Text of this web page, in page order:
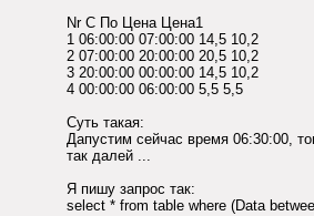
Nr С По Цена Цена1
1 06:00:00 07:00:00 14,5 10,2
2 07:00:00 20:00:00 20,5 10,2
3 20:00:00 00:00:00 14,5 10,2
4 00:00:00 06:00:00 5,5 5,5
Суть такая:
Дапустим сейчас время 06:30:00,
так далей ...
Я пишу запрос так:
select * from table where (Data